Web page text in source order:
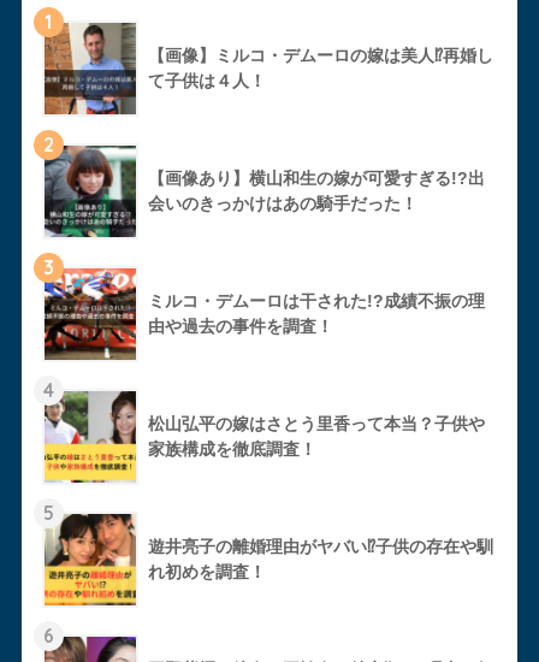
1
【画像】ミルコ・デムーロの嫁は美人⁉︎再婚し
て子供は４人！
2
【画像あり】横山和生の嫁が可愛すぎる!?出
会いのきっかけはあの騎手だった！
3
ミルコ・デムーロは干された!?成績不振の理
由や過去の事件を調査！
4
松山弘平の嫁はさとう里香って本当？子供や
家族構成を徹底調査！
5
遊井亮子の離婚理由がヤバい⁉︎子供の存在や馴
れ初めを調査！
6